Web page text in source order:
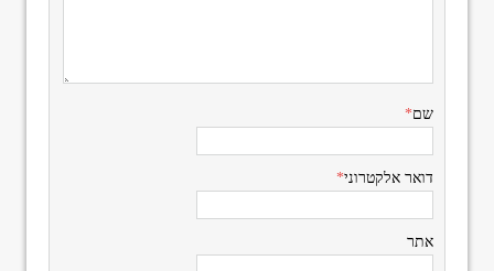
שם*
דואר אלקטרוני*
אתר